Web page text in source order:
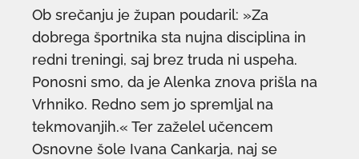
Ob srečanju je župan poudaril: »Za
dobrega športnika sta nujna disciplina in
redni treningi, saj brez truda ni uspeha.
Ponosni smo, da je Alenka znova prišla na
Vrhniko. Redno sem jo spremljal na
tekmovanjih.« Ter zaželel učencem
Osnovne šole Ivana Cankarja, naj se